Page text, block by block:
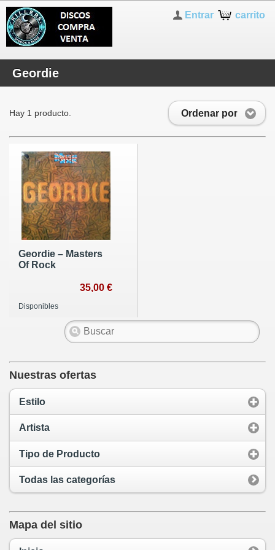
carrito
Entrar
Geordie
Ordenar por
Hay 1 producto.
Geordie ‎– Masters
Of Rock
35,00 €
Disponibles
Nuestras ofertas
Estilo
Artista
Tipo de Producto
Todas las categorías
Mapa del sitio